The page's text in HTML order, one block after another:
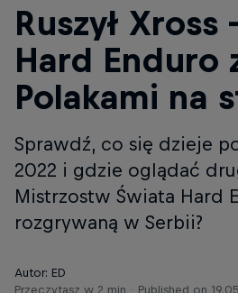
Ruszył
Hard Enduro
Polakami na
Sprawdź, co się dzieje
2022 i gdzie oglądać
Mistrzostw Świata Hard
rozgrywaną w Serbii?
Autor: ED
Przeczytasz w 2 min
Published on